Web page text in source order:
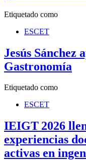
Etiquetado como
ESCET
Jesús Sánchez
Gastronomía
Etiquetado como
ESCET
IEIGT 2026
experiencias
activas en